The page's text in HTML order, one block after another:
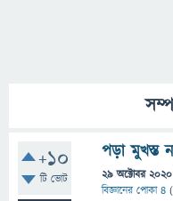
+10
টি ভোট
পড়া মুখস্ত
29 অক্টোবর 2020
বিজ্ঞানের পোকা ৪ (